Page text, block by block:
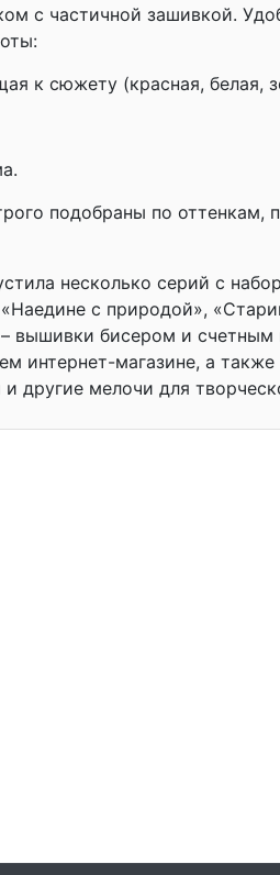
с частичной зашивкой.
к сюжету (красная, белая,
подобраны по оттенкам,
несколько серий с
с природой»,
вышивки бисером и
магазине, а также
другие мелочи для